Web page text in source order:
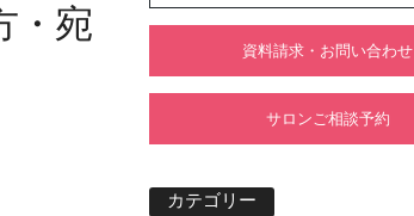
・宛
資料請求・お問い合わせ
サロンご相談予約
カテゴリー